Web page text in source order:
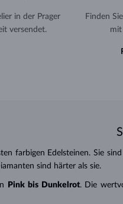
in der Prager
versendet.
Finden
mit
farbigen Edelsteinen. Sie
sind härter als sie.
Pink bis Dunkelrot. Die